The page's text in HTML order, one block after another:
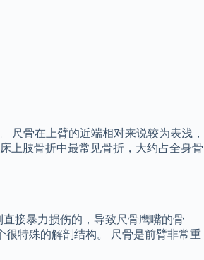
尺骨在上臂的近端相对来说较为表浅，
上肢骨折中最常见骨折，大约占全身骨
接暴力损伤的，导致尺骨鹰嘴的骨
特殊的解剖结构。 尺骨是前臂非常重